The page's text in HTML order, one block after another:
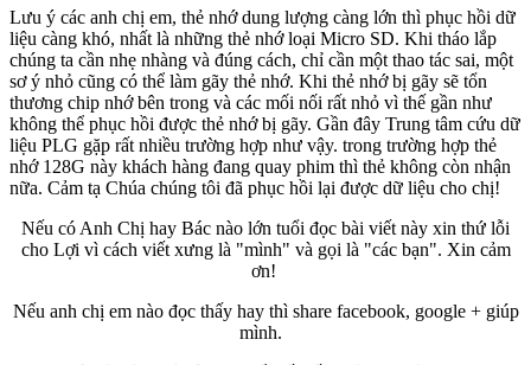
Lưu ý các anh chị em, thẻ nhớ dung lượng càng lớn thì phục hồi dữ
liệu càng khó, nhất là những thẻ nhớ loại Micro SD. Khi tháo lắp
chúng ta cần nhẹ nhàng và đúng cách, chỉ cần một thao tác sai, một
sơ ý nhỏ cũng có thể làm gãy thẻ nhớ. Khi thẻ nhớ bị gãy sẽ tổn
thương chip nhớ bên trong và các mối nối rất nhỏ vì thế gần như
không thể phục hồi được thẻ nhớ bị gãy. Gần đây Trung tâm cứu dữ
liệu PLG gặp rất nhiều trường hợp như vậy. trong trường hợp thẻ
nhớ 128G này khách hàng đang quay phim thì thẻ không còn nhận
nữa. Cảm tạ Chúa chúng tôi đã phục hồi lại được dữ liệu cho chị!
Nếu có Anh Chị hay Bác nào lớn tuổi đọc bài viết này xin thứ lỗi
cho Lợi vì cách viết xưng là "mình" và gọi là "các bạn". Xin cảm
ơn!
Nếu anh chị em nào đọc thấy hay thì share facebook, google + giúp
mình.